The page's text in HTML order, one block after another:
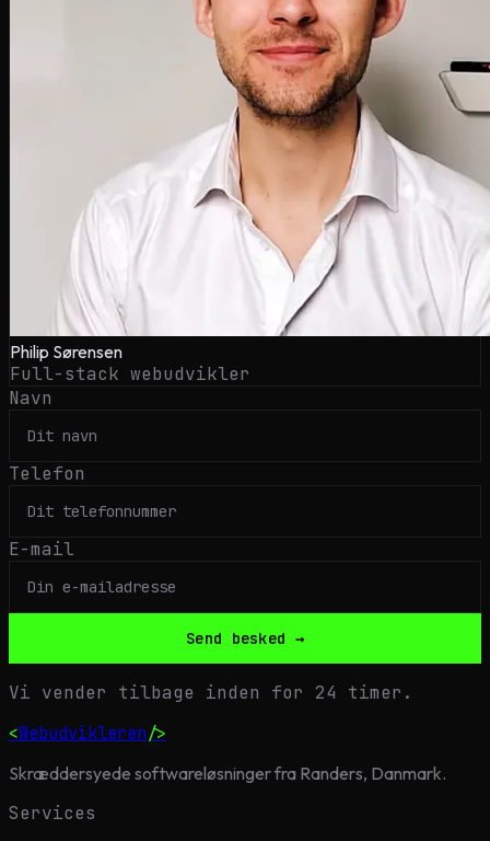
Philip Sørensen
Full-stack webudvikler
Navn
Telefon
E-mail
Send besked →
Vi vender tilbage inden for 24 timer.
<Webudvikleren/>
Skræddersyede softwareløsninger fra Randers, Danmark.
Services